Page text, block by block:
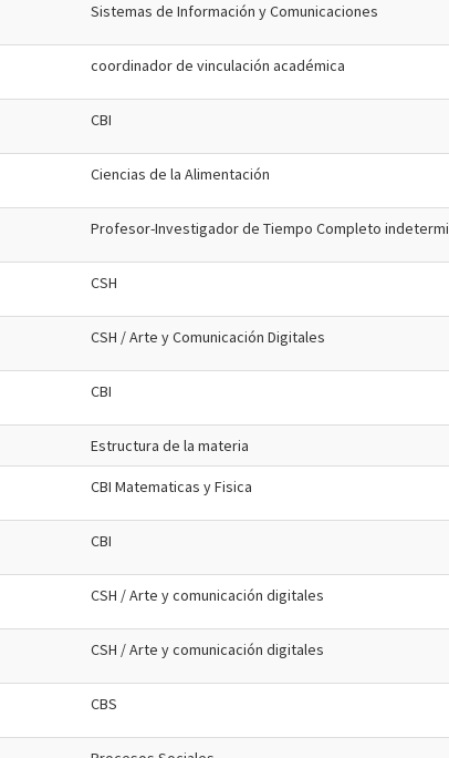
Sistemas de Información y Comunicaciones
coordinador de vinculación académica
CBI
Ciencias de la Alimentación
Profesor-Investigador de Tiempo Completo indetermi
CSH
CSH / Arte y Comunicación Digitales
CBI
Estructura de la materia
CBI Matematicas y Fisica
CBI
CSH / Arte y comunicación digitales
CSH / Arte y comunicación digitales
CBS